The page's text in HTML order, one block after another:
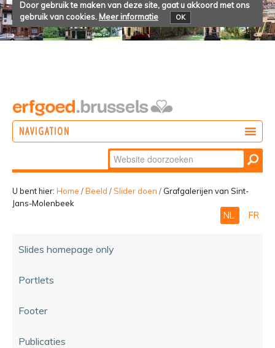
Door gebruik te maken van deze site, gaat u akkoord met ons
gebruik van cookies. Meer informatie OK
NAVIGATION
BELEVEN
Zoek
Geavanceerd
zoeken...
U bent hier: Home /Beeld /Slider doen / Grafgalerijen van Sint-
Jans-Molenbeek
NL FR
Slides homepage only
Portlets
Footer
Publicaties